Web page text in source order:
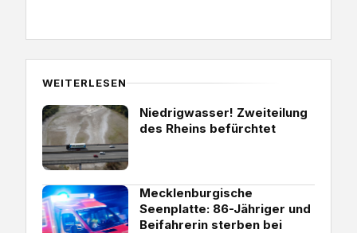
WEITERLESEN
Niedrigwasser! Zweiteilung
des Rheins befürchtet
Mecklenburgische
Seenplatte: 86-Jähriger und
Beifahrerin sterben bei